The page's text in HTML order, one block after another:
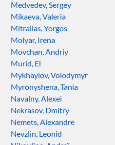
Medvedev, Sergey
Mikaeva, Valeria
Mitralias, Yorgos
Molyar, Irena
Movchan, Andriy
Murid, El
Mykhaylov, Volodymyr
Myronyshena, Tania
Navalny, Alexei
Nekrasov, Dmitry
Nemets, Alexandre
Nevzlin, Leonid